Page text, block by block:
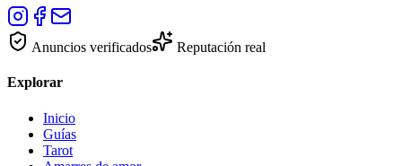
Anuncios verificados Reputación real
Explorar
Inicio
Guías
Tarot